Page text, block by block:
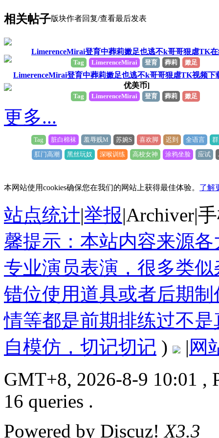
相关帖子版块作者回复/查看最后发表
LimerenceMirai登育中葬莉嫩足也逃不k哥哥狠虐TK
Tag LimerenceMirai 登育 葬莉 嫩足
LimerenceMirai登育中葬莉嫩足也逃不k哥哥狠虐TK视频下
优美币]
Tag LimerenceMirai 登育 葬莉 嫩足
更多...
Tag 脏白棉袜 羞辱贱M 苏婉S 喜欢脚 迟到 全语言
肛门高潮
黑丝玩奴 深喉训练 高校女神 涂鸦坐脸 应试
本网站使用cookies确保您在我们的网站上获得最佳体验。 了解
站点统计|举报|Archiver|
馨提示：本站内容来源
专业演员表演，很多类
错位使用道具或者后期
情等都是前期排练过不
自模仿，切记切记 ) | 网
GMT+8, 2026-8-9 10:01 ,
16 queries .
Powered by Discuz! X3.3